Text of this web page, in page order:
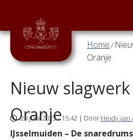
Overslaan en naar de inhoud gaan
Main menu
ORANJE
ORANJE
STAGEBAND
TWIRLGROEP
Nieuw
Oranje
U bent
Home /
Oranje
29 juni 2023 - 15:42 | Door Heidy
IJsselmuiden – De